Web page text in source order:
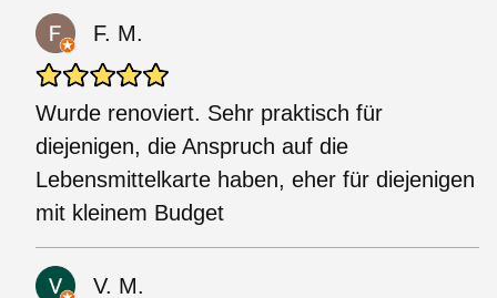
F. M.
Wurde renoviert. Sehr praktisch für
diejenigen, die Anspruch auf die
Lebensmittelkarte haben, eher für diejenigen
mit kleinem Budget
V. M.